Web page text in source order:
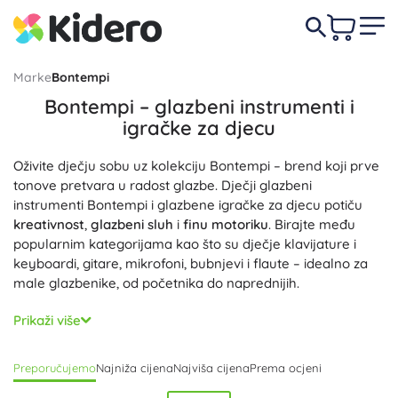
MarkeBontempi
Bontempi – glazbeni instrumenti i
igračke za djecu
Oživite dječju sobu uz kolekciju Bontempi – brend koji prve
tonove pretvara u radost glazbe. Dječji glazbeni
instrumenti Bontempi i glazbene igračke za djecu potiču
kreativnost, glazbeni sluh i finu motoriku. Birajte među
popularnim kategorijama kao što su dječje klavijature i
keyboardi, gitare, mikrofoni, bubnjevi i flaute – idealno za
male glazbenike, od početnika do naprednijih.
Klavijature i keyboardi Bontempi oduševit će
zvukom , svjetlosnim efektima, unaprijed postavljenim
jednostavno snimanje te podešavanje glasnoće. Dječja
gitara ili ukulele s manjim tijelom dobro leži u ruci, bubnjevi
Prikaži više
PreporučujemoNajniža cijenaNajviša cijenaPrema ocjeni